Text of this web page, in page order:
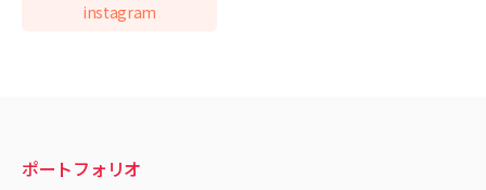
instagram
ポートフォリオ